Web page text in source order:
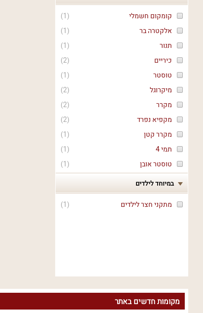
(
1
)
קומקום חשמלי
(
1
)
אלקטרה בר
(
1
)
תנור
(
2
)
כיריים
(
1
)
טוסטר
(
2
)
מיקרוגל
(
2
)
מקרר
(
2
)
מקפיא נפרד
(
1
)
מקרר קטן
(
1
)
תמי 4
(
1
) טוסטר אובן
במיוחד לילדים
(
1
) מתקני חצר לילדים
מקומות חדשים באתר